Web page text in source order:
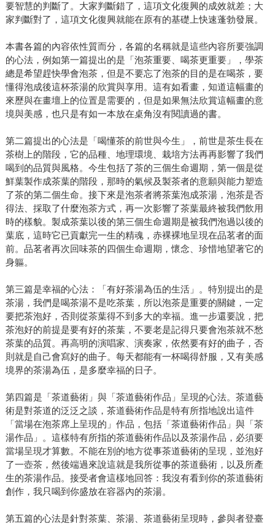
要智慧的判斷了。大家判斷錯了，這項文化復興的成效就差；大
家判斷對了，這項文化復興就能在原有的基礎上快速蓬勃發展。
本書各篇的內容依性質而分，各篇的名稱就是這些內容所要強調
的心法，例如第一篇提出的是「泡茶重要、喝茶更重要」，學茶
總是希望趕快學會泡茶，但是不要忘了泡茶的目的是在喝茶，要
懂得泡成後這杯茶湯的欣賞與享用。這有如看畫，知道這幅畫的
來歷與在畫壇上的位置是需要的，但是如果無法欣賞這幅畫的意
境與美感，也只是有如一本放在桌角沒有閱讀過的書。
第二篇提出的心法是「喝懂茶的前世與今生」，前世是茶生長在
茶樹上的階段，它的品種、地理環境、栽培方法再再影響了我們
喝到的品質與風格。今生包括了茶的三個生命週期，第一個是從
鮮葉製作成茶葉的階段，那時的氣候及製茶者的意願與能力塑造
了茶的第二個生命。接下來是泡茶者將茶葉泡成茶湯，泡茶是否
得法、採取了什麼泡茶方式，再一次影響了茶葉最終被我們飲用
時的樣貌。製成茶葉以後的第三個生命週期是被我們泡過以後的
葉底，這時它已貢獻完一生的精魂，赤裸裸地呈現在品茗者的面
前。品茗者再次回味茶的四個生命週期，懷念、珍惜地望著它的
身軀。
第三篇是幸福的心法：「有好茶湯為伍的生活」。特別提出的是
茶湯，我們是喝茶湯不是吃茶葉，所以泡茶是重要的關鍵，一定
要把茶泡好，否則從茶葉得不到多大的幸福。進一步還要說，把
茶泡好的前提是要有好的茶葉，不要老是記得只要會泡茶就不愁
茶葉的品質。再高明的演唱家、演奏家，依然要有好的曲子，否
則就是自己會寫好的曲子。每天都能有一杯喝得舒服，又有美感
境界的茶湯為伍，是多麼幸福的日子。
第四篇是「茶道藝術」與「茶道藝術作品」呈現的心法。茶道藝
術是對茶道的泛泛之談，茶道藝術作品是特有所指地說出這件
「當場在泡茶席上呈現的」作品，包括「茶道藝術作品」與「茶
湯作品」。這樣特有所指的茶道藝術作品以及茶湯作品，必須要
當場呈現才算數。不能在別的地方從事茶道藝術的呈現，並泡好
了一壺茶，然後端過來說這就是我所從事的茶道藝術，以及所產
生的茶湯作品。接受者會這樣地回答：我沒有看到你的茶道藝術
創作，我只喝到你盛放在容器內的茶湯。
第五篇的心法是針對茶葉、茶湯、茶道藝術呈現時，參與者登臺